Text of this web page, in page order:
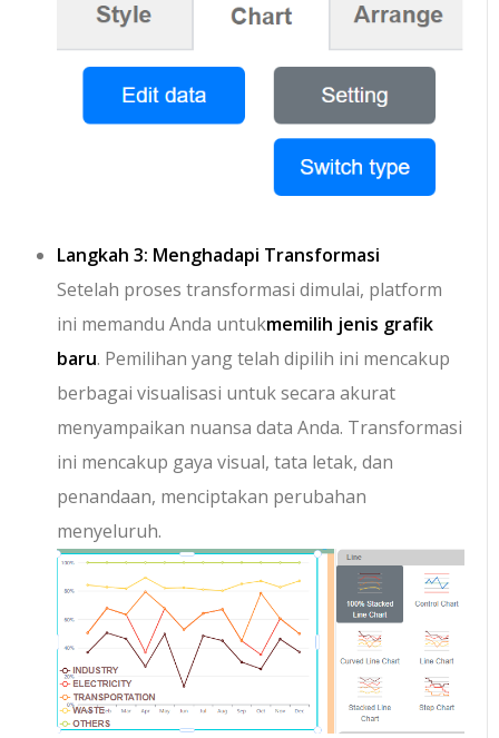
Langkah 3: Menghadapi Transformasi
Setelah proses transformasi dimulai, platform
ini memandu Anda untukmemilih jenis grafik
baru. Pemilihan yang telah dipilih ini mencakup
berbagai visualisasi untuk secara akurat
menyampaikan nuansa data Anda. Transformasi
ini mencakup gaya visual, tata letak, dan
penandaan, menciptakan perubahan
menyeluruh.